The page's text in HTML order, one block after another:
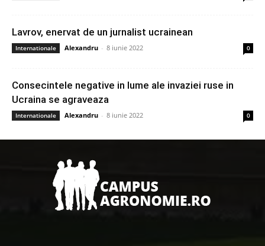
Lavrov, enervat de un jurnalist ucrainean
Internationale Alexandru - 8 iunie 2022 0
Consecintele negative in lume ale invaziei ruse in
Ucraina se agraveaza
Internationale Alexandru - 8 iunie 2022 0